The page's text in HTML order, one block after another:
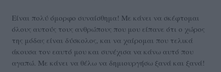
Είναι πολύ όμορφο συναίσθημα! Με κάνει να σκέφτομαι
όλους αυτούς τους ανθρώπους που μου είπανε ότι ο χώρος
της μόδας είναι δύσκολος, και να χαίρομαι που τελικά
άκουσα τον εαυτό μου και συνέχισα να κάνω αυτό που
αγαπώ. Με κάνει να θέλω να δημιουργήσω ξανά και ξανά!